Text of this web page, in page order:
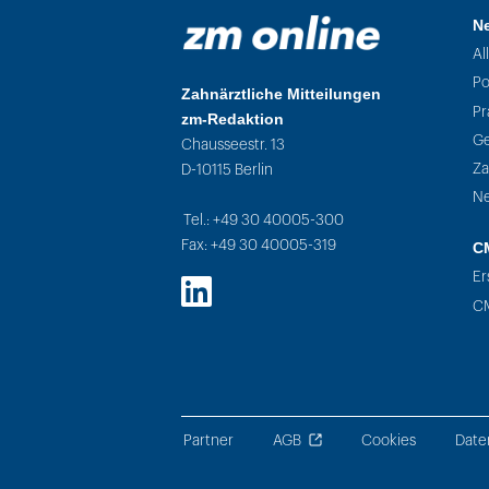
Zahnärztliche Mitteilungen
zm-Redaktion
Chausseestr. 13
D-10115 Berlin
Tel.: +49 30 40005-300
Fax: +49 30 40005-319
LinkedIn
Partner AGB Cookies